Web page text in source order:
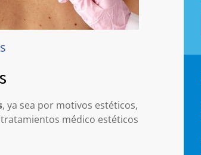
, ya sea por motivos estéticos,
médico estéticos